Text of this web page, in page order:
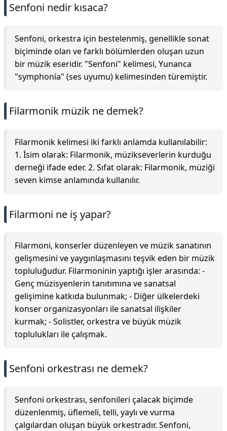
Senfoni nedir kısaca?
Senfoni, orkestra için bestelenmiş, genellikle sonat
biçiminde olan ve farklı bölümlerden oluşan uzun
bir müzik eseridir. "Senfoni" kelimesi, Yunanca
"symphonía" (ses uyumu) kelimesinden türemiştir.
Filarmonik müzik ne demek?
Filarmonik kelimesi iki farklı anlamda kullanılabilir:
1. İsim olarak: Filarmonik, müzikseverlerin kurduğu
derneği ifade eder. 2. Sıfat olarak: Filarmonik, müziği
seven kimse anlamında kullanılır.
Filarmoni ne iş yapar?
Filarmoni, konserler düzenleyen ve müzik sanatının
gelişmesini ve yaygınlaşmasını teşvik eden bir müzik
topluluğudur. Filarmoninin yaptığı işler arasında: -
Genç müzisyenlerin tanıtımına ve sanatsal
gelişimine katkıda bulunmak; - Diğer ülkelerdeki
konser organizasyonları ile sanatsal ilişkiler
kurmak; - Solistler, orkestra ve büyük müzik
toplulukları ile çalışmak.
Senfoni orkestrası ne demek?
Senfoni orkestrası, senfonileri çalacak biçimde
düzenlenmiş, üflemeli, telli, yaylı ve vurma
çalgılardan oluşan büyük orkestradır. Senfoni,